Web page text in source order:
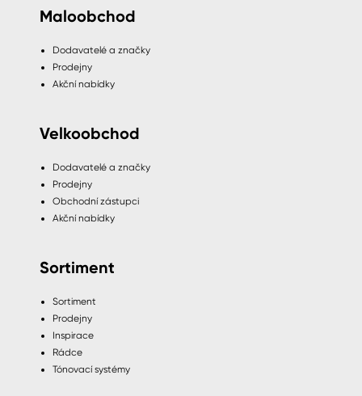
Maloobchod
Dodavatelé a značky
Prodejny
Akční nabídky
Velkoobchod
Dodavatelé a značky
Prodejny
Obchodní zástupci
Akční nabídky
Sortiment
Sortiment
Prodejny
Inspirace
Rádce
Tónovací systémy